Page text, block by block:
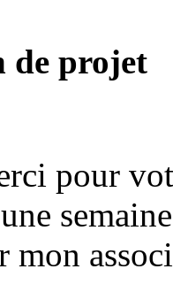
de projet
pour
mon